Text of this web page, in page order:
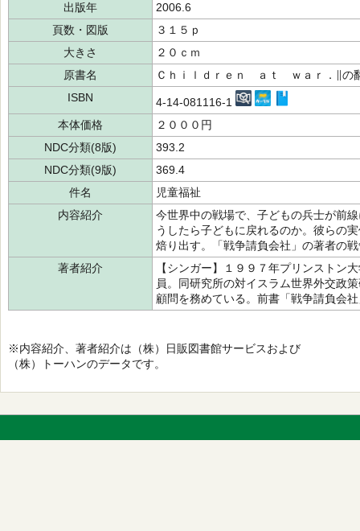
出版年
2006.6
頁数・図版
３１５ｐ
大きさ
２０ｃｍ
原書名
Ｃｈｉｌｄｒｅｎ ａｔ ｗａｒ．∥の
ISBN
4-14-081116-1
本体価格
２０００円
NDC分類(8版)
393.2
NDC分類(9版)
369.4
件名
児童福祉
内容紹介
今世界中の戦場で、子どもの兵士が前
うしたら子どもに戻れるのか。彼らの
焙り出す。「戦争請負会社」の著者の
著者紹介
【シンガー】１９９７年プリンストン
員。同研究所の対イスラム世界外交政
顧問を務めている。前書「戦争請負会
※内容紹介、著者紹介は（株）日販図書館サービスおよび
（株）トーハンのデータです。